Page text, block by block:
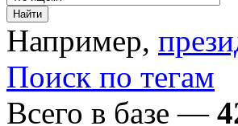
Например,
Поиск по тегам
Всего в базе —